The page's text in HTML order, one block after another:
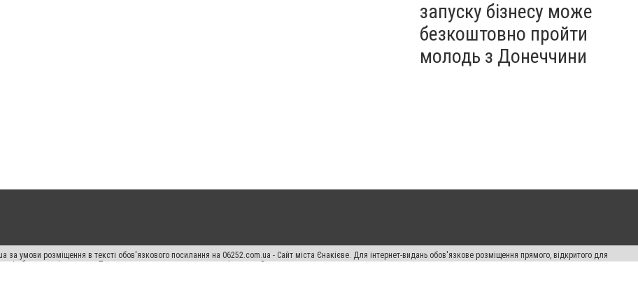
запуску бізнесу може
безкоштовно пройти
молодь з Донеччини
за умови розміщення в тексті обов'язкового посилання на 06252.com.ua - Сайт міста Єнакієве. Для інтернет-видань обов'язкове розміщення прямого, відкритого для
або в якості джерела. Порушення виняткових прав переслідується Законом.